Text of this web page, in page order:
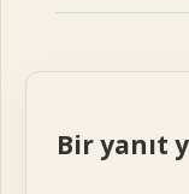
Bir yanıt